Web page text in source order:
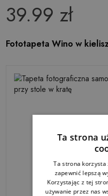
39.99 zł
Fototapeta Wino w
Ta strona
Ta strona korzysta
zapewnić lepszą
Korzystając z tej
używanie przez nas